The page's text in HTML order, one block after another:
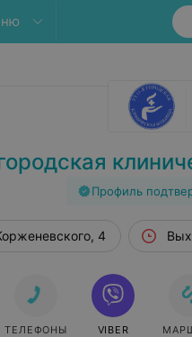
Профиль
4
ТЕЛЕФОНЫ VIBER